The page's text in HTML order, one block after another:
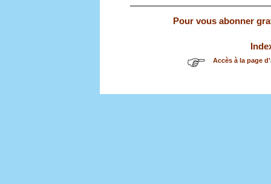
Pour vous abonner
Accès à la page